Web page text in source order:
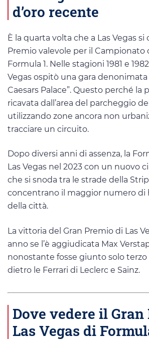
d’oro recente
È la quarta volta che a Las Vegas si
Premio valevole per il Campionato
Formula 1. Nelle stagioni 1981 e
Vegas ospitò una gara denonimata
Caesars Palace”. Questo perché la
ricavata dall’area del parcheggio
utilizzando zone ancora non
tracciare un circuito.
Dopo diversi anni di assenza, la
Las Vegas nel 2023 con un nuovo
che si snoda tra le strade della
concentrano il maggior numero di
della città.
La vittoria del Gran Premio di Las
anno se l’è aggiudicata Max
nonostante fosse giunto solo
dietro le Ferrari di Leclerc e Sainz.
Dove vedere il
Las Vegas di